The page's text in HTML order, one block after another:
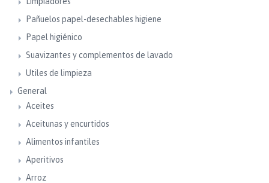
Pañuelos papel-desechables higiene
Papel higiénico
Suavizantes y complementos de lavado
Utiles de limpieza
General
Aceites
Aceitunas y encurtidos
Alimentos infantiles
Aperitivos
Arroz